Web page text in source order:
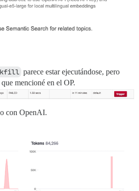
parece estar ejecutándose, pero
mencioné en el OP.
con OpenAI.